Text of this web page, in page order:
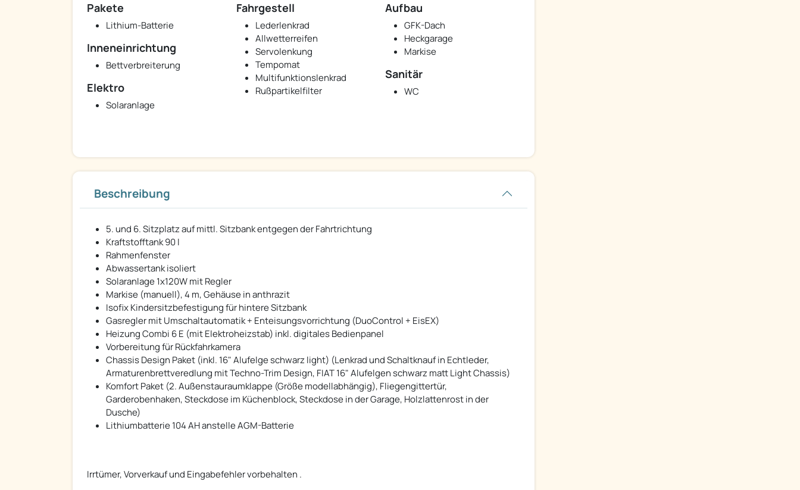
Pakete
Lithium-Batterie
Fahrgestell
Lederlenkrad
Allwetterreifen
Servolenkung
Tempomat
Multifunktionslenkrad
Rußpartikelfilter
Aufbau
GFK-Dach
Heckgarage
Markise
Inneneinrichtung
Bettverbreiterung
Sanitär
WC
Elektro
Solaranlage
Beschreibung
5. und 6. Sitzplatz auf mittl. Sitzbank entgegen der Fahrtrichtung
Kraftstofftank 90 l
Rahmenfenster
Abwassertank isoliert
Solaranlage 1x120W mit Regler
Markise (manuell), 4 m, Gehäuse in anthrazit
Isofix Kindersitzbefestigung für hintere Sitzbank
Gasregler mit Umschaltautomatik + Enteisungsvorrichtung (DuoControl + EisEX)
Heizung Combi 6 E (mit Elektroheizstab) inkl. digitales Bedienpanel
Vorbereitung für Rückfahrkamera
Chassis Design Paket (inkl. 16" Alufelge schwarz light) (Lenkrad und Schaltknauf in Echtleder,
Armaturenbrettveredlung mit Techno-Trim Design, FIAT 16" Alufelgen schwarz matt Light Chassis)
Komfort Paket (2. Außenstauraumklappe (Größe modellabhängig), Fliegengittertür,
Garderobenhaken, Steckdose im Küchenblock, Steckdose in der Garage, Holzlattenrost in der
Dusche)
Lithiumbatterie 104 AH anstelle AGM-Batterie
Irrtümer, Vorverkauf und Eingabefehler vorbehalten .